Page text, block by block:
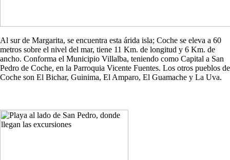
Al sur de Margarita, se encuentra esta árida isla; Coche se eleva a 60
metros sobre el nivel del mar, tiene 11 Km. de longitud y 6 Km. de
ancho. Conforma el Municipio Villalba, teniendo como Capital a San
Pedro de Coche, en la Parroquia Vicente Fuentes. Los otros pueblos de
Coche son El Bichar, Guinima, El Amparo, El Guamache y La Uva.